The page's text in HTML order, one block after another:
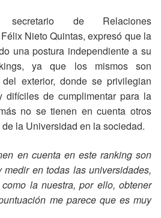
de Relaciones
Nieto Quintas, expresó que la
una postura independiente a su
ya que los mismos son
exterior, donde se privilegian
difíciles de cumplimentar para la
no se tienen en cuenta otros
la Universidad en la sociedad.
en cuenta en este ranking son
en todas las universidades,
la nuestra, por ello, obtener
me parece que es muy